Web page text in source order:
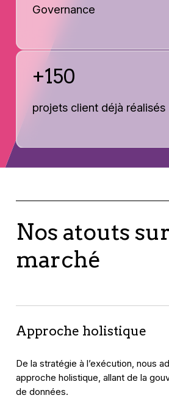
Governance
+150
projets client déjà réalisés
Nos atouts
marché
Approche holistique
De la stratégie à l’exécution, nous
approche holistique, allant de la
de données.